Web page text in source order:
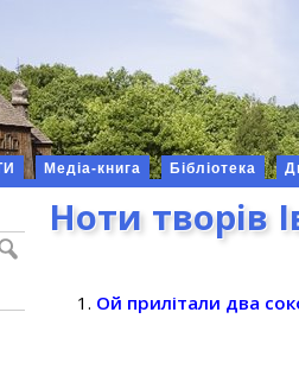
Медіа-книга Бібліотека
Ноти творів
Ой прилітали два